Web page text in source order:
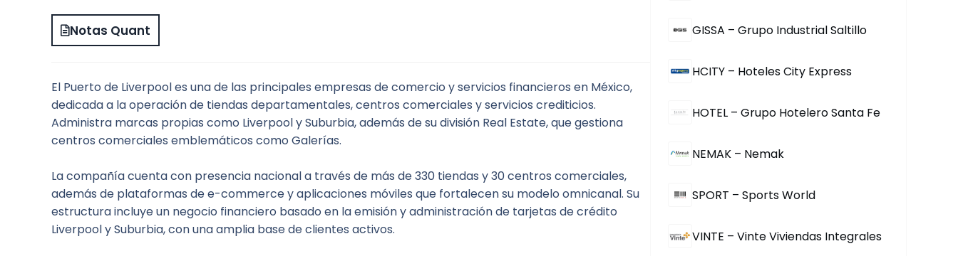
Notas Quant
El Puerto de Liverpool es una de las principales empresas de comercio y servicios financieros en México,
dedicada a la operación de tiendas departamentales, centros comerciales y servicios crediticios.
Administra marcas propias como Liverpool y Suburbia, además de su división Real Estate, que gestiona
centros comerciales emblemáticos como Galerías.
La compañía cuenta con presencia nacional a través de más de 330 tiendas y 30 centros comerciales,
además de plataformas de e-commerce y aplicaciones móviles que fortalecen su modelo omnicanal. Su
estructura incluye un negocio financiero basado en la emisión y administración de tarjetas de crédito
Liverpool y Suburbia, con una amplia base de clientes activos.
GISSA – Grupo Industrial Saltillo
HCITY – Hoteles City Express
HOTEL – Grupo Hotelero Santa Fe
NEMAK – Nemak
SPORT – Sports World
VINTE – Vinte Viviendas Integrales